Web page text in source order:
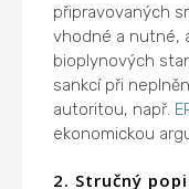
připravovaných
vhodné a nutné,
bioplynových
sankcí při
autoritou, např.
ekonomickou
2. Stručný